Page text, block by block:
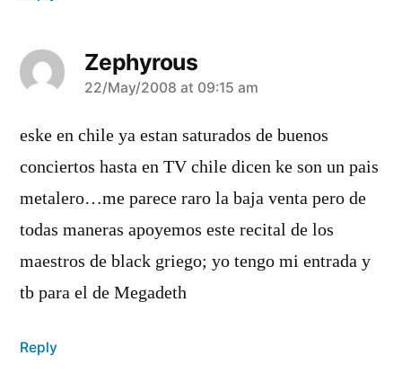
Zephyrous
says:
22/May/2008 at 09:15 am
eske en chile ya estan saturados de buenos
conciertos hasta en TV chile dicen ke son un pais
metalero…me parece raro la baja venta pero de
todas maneras apoyemos este recital de los
maestros de black griego; yo tengo mi entrada y
tb para el de Megadeth
Reply